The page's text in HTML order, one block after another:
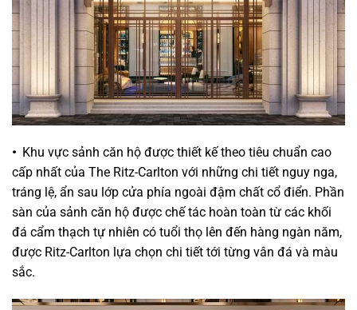
• Khu vực sảnh căn hộ được thiết kế theo tiêu chuẩn cao
cấp nhất của The Ritz-Carlton với những chi tiết nguy nga,
tráng lệ, ẩn sau lớp cửa phía ngoài đậm chất cổ điển. Phần
sàn của sảnh căn hộ được chế tác hoàn toàn từ các khối
đá cẩm thạch tự nhiên có tuổi thọ lên đến hàng ngàn năm,
được Ritz-Carlton lựa chọn chi tiết tới từng vân đá và màu
sắc.